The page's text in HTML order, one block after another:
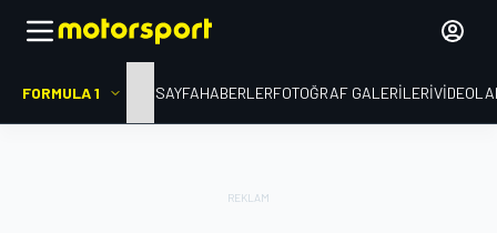
FORMULA 1 ANA SAYFAHABERLERFOTOĞRAF GALERILERI